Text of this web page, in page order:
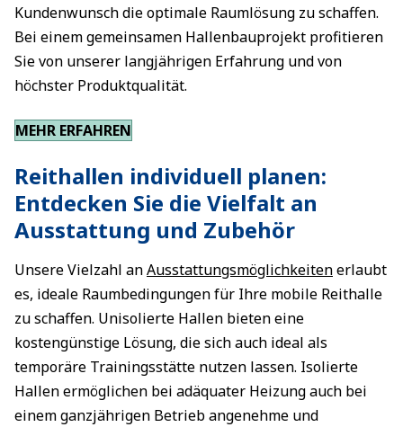
Kundenwunsch die optimale Raumlösung zu schaffen.
Bei einem gemeinsamen Hallenbauprojekt profitieren
Sie von unserer langjährigen Erfahrung und von
höchster Produktqualität.
MEHR ERFAHREN
Reithallen individuell planen:
Entdecken Sie die Vielfalt an
Ausstattung und Zubehör
Unsere Vielzahl anAusstattungsmöglichkeitenerlaubt
es, ideale Raumbedingungen für Ihre mobile Reithalle
zu schaffen. Unisolierte Hallen bieten eine
kostengünstige Lösung, die sich auch ideal als
temporäre Trainingsstätte nutzen lassen. Isolierte
Hallen ermöglichen bei adäquater Heizung auch bei
einem ganzjährigen Betrieb angenehme und